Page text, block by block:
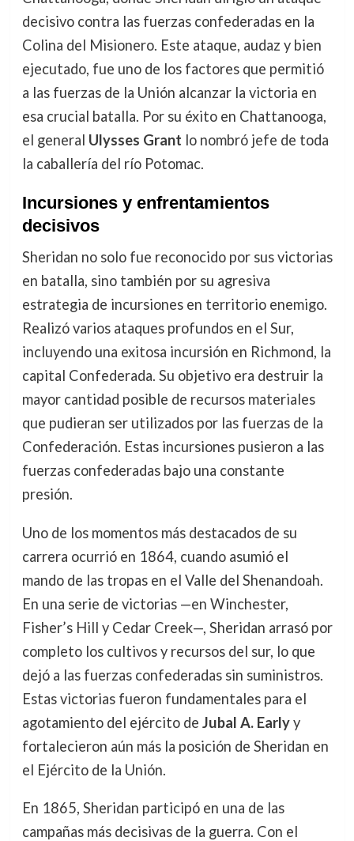
decisivo contra las fuerzas confederadas en la
Colina del Misionero. Este ataque, audaz y bien
ejecutado, fue uno de los factores que permitió
a las fuerzas de la Unión alcanzar la victoria en
esa crucial batalla. Por su éxito en Chattanooga,
el general Ulysses Grant lo nombró jefe de toda
la caballería del río Potomac.
Incursiones y enfrentamientos
decisivos
Sheridan no solo fue reconocido por sus victorias
en batalla, sino también por su agresiva
estrategia de incursiones en territorio enemigo.
Realizó varios ataques profundos en el Sur,
incluyendo una exitosa incursión en Richmond, la
capital Confederada. Su objetivo era destruir la
mayor cantidad posible de recursos materiales
que pudieran ser utilizados por las fuerzas de la
Confederación. Estas incursiones pusieron a las
fuerzas confederadas bajo una constante
presión.
Uno de los momentos más destacados de su
carrera ocurrió en 1864, cuando asumió el
mando de las tropas en el Valle del Shenandoah.
En una serie de victorias —en Winchester,
Fisher’s Hill y Cedar Creek—, Sheridan arrasó por
completo los cultivos y recursos del sur, lo que
dejó a las fuerzas confederadas sin suministros.
Estas victorias fueron fundamentales para el
agotamiento del ejército de Jubal A. Earlyy
fortalecieron aún más la posición de Sheridan en
el Ejército de la Unión.
En 1865, Sheridan participó en una de las
campañas más decisivas de la guerra. Con el